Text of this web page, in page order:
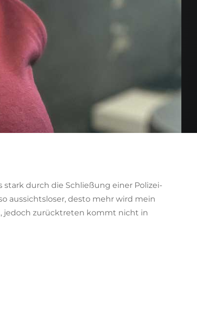
stark durch die Schließung einer Polizei-
aussichtsloser, desto mehr wird mein
jedoch zurücktreten kommt nicht in